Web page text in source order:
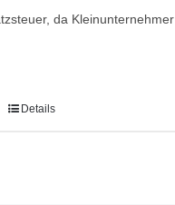
da Kleinunternehmer
Details